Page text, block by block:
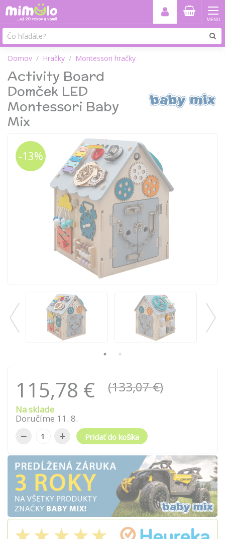
MENU
Domov Hračky Montessori hračky
Activity Board
Domček LED
Montessori Baby
Mix
-13%
115,78 € (133,07 €)
Na sklade
Doručíme 11 . 8.
− + Pridať do košíka